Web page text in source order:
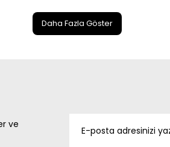
Daha Fazla Göster
ve